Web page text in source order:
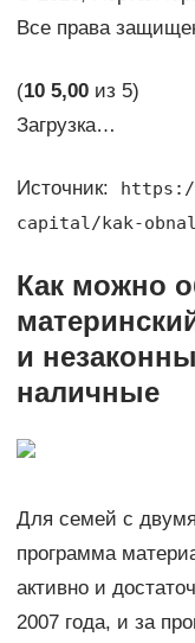
Все права
(10 5,00из 5)
Загрузка…
Источник:
capital/kak-
Как можно
и
наличные
Для семей с
программа
активно и
2007 года, и за